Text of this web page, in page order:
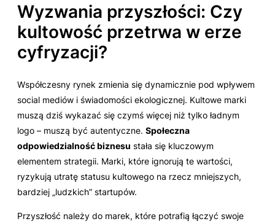
Wyzwania przyszłości: Czy
kultowość przetrwa w erze
cyfryzacji?
Współczesny rynek zmienia się dynamicznie pod wpływem
social mediów i świadomości ekologicznej. Kultowe marki
muszą dziś wykazać się czymś więcej niż tylko ładnym
logo – muszą być autentyczne. Społeczna
odpowiedzialność biznesu stała się kluczowym
elementem strategii. Marki, które ignorują te wartości,
ryzykują utratę statusu kultowego na rzecz mniejszych,
bardziej „ludzkich” startupów.
Przyszłość należy do marek, które potrafią łączyć swoje